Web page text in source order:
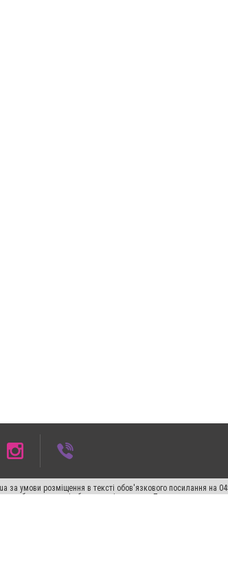
за умови розміщення в тексті обов'язкового посилання на
абзацу в тексті або в якості джерела. Порушення